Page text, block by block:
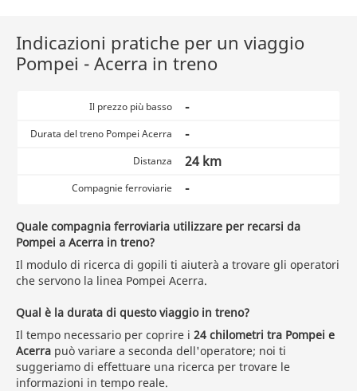
Indicazioni pratiche per un viaggio
Pompei - Acerra in treno
Il prezzo più basso -
Durata del treno Pompei Acerra -
Distanza 24 km
Compagnie ferroviarie -
Quale compagnia ferroviaria utilizzare per recarsi da
Pompei a Acerra in treno?
Il modulo di ricerca di gopili ti aiuterà a trovare gli operatori
che servono la linea Pompei Acerra.
Qual è la durata di questo viaggio in treno?
Il tempo necessario per coprire i 24 chilometri tra Pompei e
Acerra può variare a seconda dell'operatore; noi ti
suggeriamo di effettuare una ricerca per trovare le
informazioni in tempo reale.